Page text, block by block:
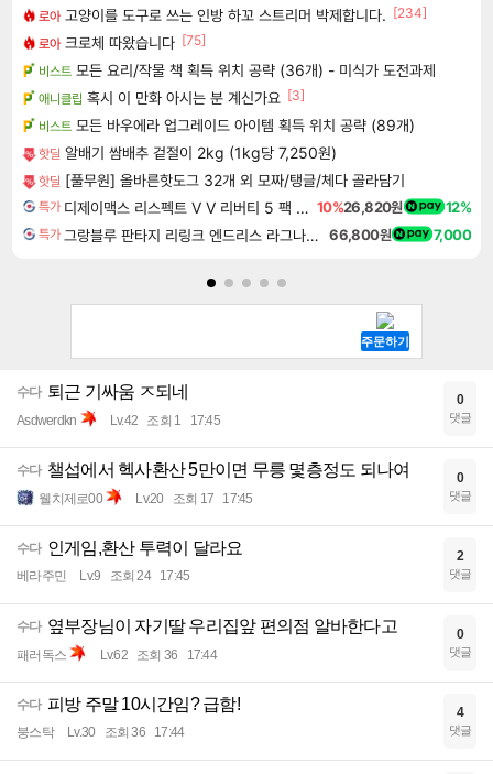
로아 고양이를 도구로 쓰는 인방 하꼬 스트리머 박제합니다. [234]
로아 크로체 따왔습니다 [75]
비스트 모든 요리/작물 책 획득 위치 공략 (36개) - 미식가 도전과제
애니클립 혹시 이 만화 아시는 분 계신가요 [3]
비스트 모든 바우에라 업그레이드 아이템 획득 위치 공략 (89개)
핫딜 알배기 쌈배추 겉절이 2kg (1kg당 7,250원)
핫딜 [풀무원] 올바른핫도그 32개 외 모짜/탱글/체다 골라담기
특가 디제이맥스 리스펙트 V V 리버티 5 팩 DJMAX RESPECT V V Liberty 5 Pack DLC 10%26,820원 12%
특가 그랑블루 판타지 리링크 엔드리스 라그나로크 Granblue Fantasy Relink Endless Ragnarok 66,800원 7,000
수다 퇴근 기싸움 ㅈ되네
Asdwerdkn Lv.42 조회 1 17:45
0
댓글
수다 챌섭에서 헥사환산 5만이면 무릉 몇층정도 되나여
웰치제로00 Lv.20 조회 17 17:45
0
댓글
수다 인게임,환산 투력이 달라요
베라주민 Lv.9 조회 24 17:45
2
댓글
수다 옆부장님이 자기딸 우리집앞 편의점 알바한다고
패러독스 Lv.62 조회 36 17:44
0
댓글
수다 피방 주말 10시간임? 급함!
붕스탁 Lv.30 조회 36 17:44
4
댓글